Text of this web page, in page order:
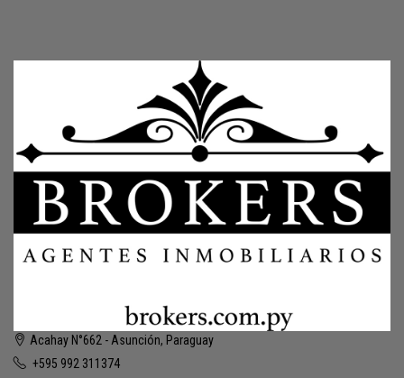
Acahay N°662 - Asunción, Paraguay
+595 992 311374